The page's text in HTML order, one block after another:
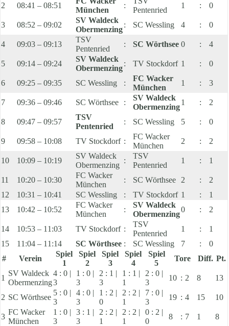
2 08:41 – 08:51
München
:
Pentenried
1 : 0
3 08:52 – 09:02
SV Waldeck
Obermenzing
: SC Wessling 4 : 0
4 09:03 – 09:13
TSV
Pentenried
: SC Wörthsee 0 : 4
5 09:14 – 09:24
SV Waldeck
Obermenzing
: TV Stockdorf 1 : 0
6 09:25 – 09:35 SC Wessling :
FC Wacker
München
1 : 3
7 09:36 – 09:46 SC Wörthsee :
SV Waldeck
Obermenzing
1 : 2
8 09:47 – 09:57
TSV
Pentenried
: SC Wessling 5 : 0
9 09:58 – 10:08 TV Stockdorf :
FC Wacker
München
2 : 2
10 10:09 – 10:19
SV Waldeck
Obermenzing
:
TSV
Pentenried
1 : 1
11 10:20 – 10:30
FC Wacker
München
: SC Wörthsee 2 :
2
12
10:31 – 10:41 SC Wessling : TV Stockdorf 1 :
1
13
10:42 – 10:52
FC Wacker
München
:
SV Waldeck
Obermenzing
0 : 2
14 10:53 – 11:03 TV Stockdorf :
TSV
Pentenried
1 :
1
15
11:04 – 11:14 SC Wörthsee : SC Wessling 7 :
0
#
Verein
Spiel
1
Spiel
2
Spiel
3
Spiel
4
Spiel
5
Tore Diff. Pt.
1
SV Waldeck
Obermenzing
4 : 0 |
3
1 : 0 |
3
2 : 1 |
3
1 : 1 |
1
2 : 0 |
3
10 : 2 8 13
2 SC Wörthsee
5 : 0 |
3
4 : 0 |
3
1 : 2 |
0
2 : 2 |
1
7 : 0 |
3
19 : 4 15 10
3
FC Wacker
München
1 : 0 |
3
3 : 1 |
3
2 : 2 |
1
2 : 2 |
1
0 : 2 |
0
8 : 7 1 8